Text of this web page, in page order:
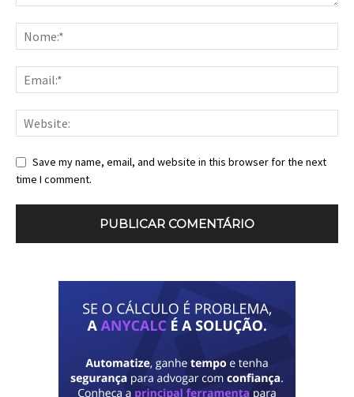
Save my name, email, and website in this browser for the next
time I comment.